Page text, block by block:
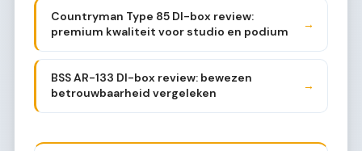
Countryman Type 85 DI-box review:
premium kwaliteit voor studio en podium
→
BSS AR-133 DI-box review: bewezen
betrouwbaarheid vergeleken
→